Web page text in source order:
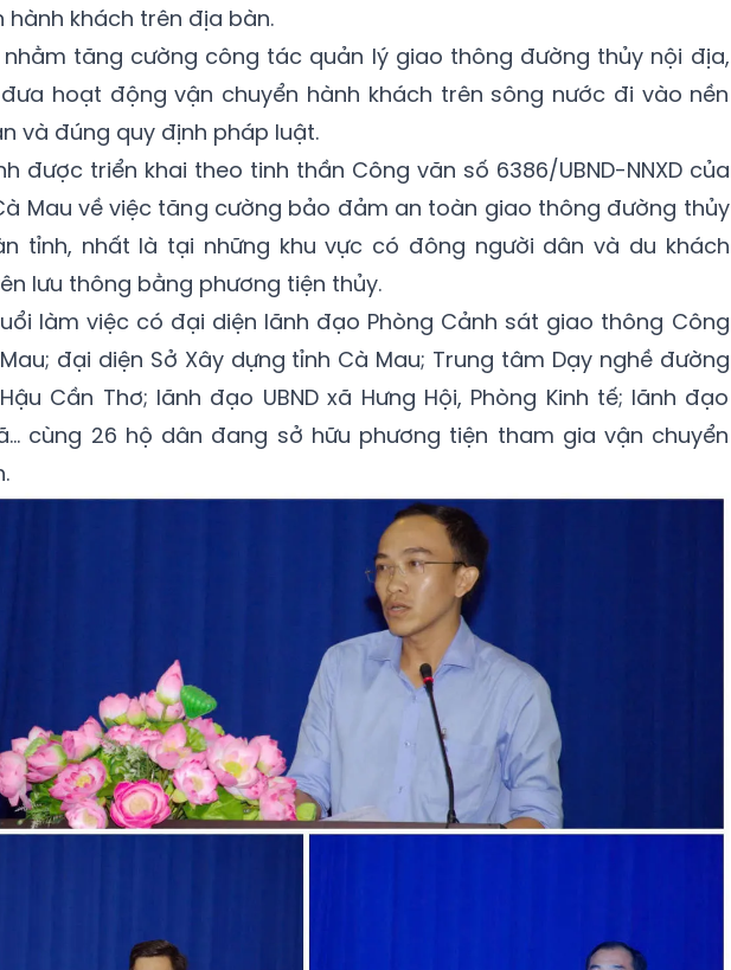
hành khách trên địa bàn.
tăng cường công tác quản lý giao thông đường thủy nội địa,
hoạt động vận chuyển hành khách trên sông nước đi vào nền
và đúng quy định pháp luật.
được triển khai theo tinh thần Công văn số 6386/UBND-NNXD của
Mau về việc tăng cường bảo đảm an toàn giao thông đường thủy
tỉnh, nhất là tại những khu vực có đông người dân và du khách
lưu thông bằng phương tiện thủy.
làm việc có đại diện lãnh đạo Phòng Cảnh sát giao thông Công
đại diện Sở Xây dựng tỉnh Cà Mau; Trung tâm Dạy nghề đường
Cần Thơ; lãnh đạo UBND xã Hưng Hội, Phòng Kinh tế; lãnh đạo
cùng 26 hộ dân đang sở hữu phương tiện tham gia vận chuyển